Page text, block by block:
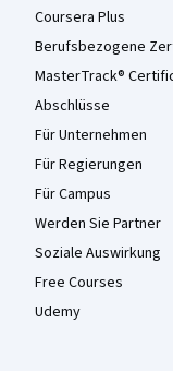
Coursera Plus
Berufsbezogene
MasterTrack®
Abschlüsse
Für Unternehmen
Für Regierungen
Für Campus
Werden Sie Partner
Soziale Auswirkung
Free Courses
Udemy